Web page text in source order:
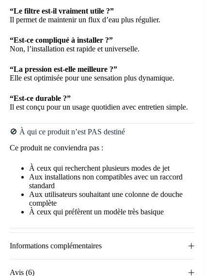
“Le filtre est-il vraiment utile ?”
Il permet de maintenir un flux d’eau plus régulier.
“Est-ce compliqué à installer ?”
Non, l’installation est rapide et universelle.
“La pression est-elle meilleure ?”
Elle est optimisée pour une sensation plus dynamique.
“Est-ce durable ?”
Il est conçu pour un usage quotidien avec entretien simple.
🚫 À qui ce produit n’est PAS destiné
Ce produit ne conviendra pas :
À ceux qui recherchent plusieurs modes de jet
Aux installations non compatibles avec un raccord
standard
Aux utilisateurs souhaitant une colonne de douche
complète
À ceux qui préfèrent un modèle très basique
Informations complémentaires
Avis (6)